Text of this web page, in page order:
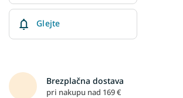
Glejte
Brezplačna dostava
pri nakupu nad 169 €